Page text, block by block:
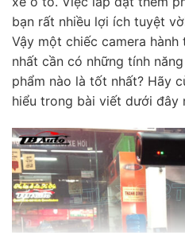
bạn rất nhiều lợi ích tuyệt
Vậy một chiếc camera
nhất cần có những tính
phẩm nào là tốt nhất? Hãy
hiểu trong bài viết dưới đây